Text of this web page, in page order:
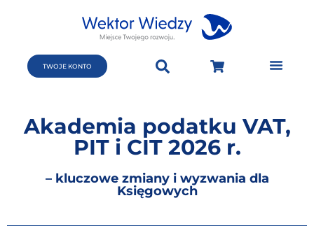
TWOJE KONTO
Akademia podatku VAT,
PIT i CIT 2026 r.
– kluczowe zmiany i wyzwania dla
Księgowych